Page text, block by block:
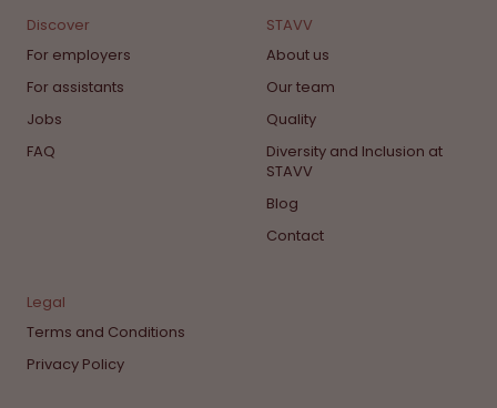
Discover
For employers
For assistants
Jobs
FAQ
STAVV
About us
Our team
Quality
Diversity and Inclusion at
STAVV
Blog
Contact
Legal
Terms and Conditions
Privacy Policy